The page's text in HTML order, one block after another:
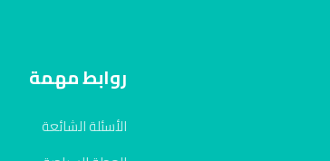
روابط مهمة
الأسئلة الشائعة